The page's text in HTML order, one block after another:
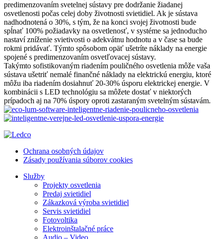
predimenzovaním svetelnej sústavy pre dodržanie žiadanej
osvetlenosti počas celej doby životnosti svietidiel. Ak je sústava
nadhodnotená o 30%, s tým, že na konci svojej životnosti bude
spĺnať 100% požiadavky na osvetlenosť, v systéme sa jednoducho
nastaví zníženie svietivosti o adekvátnu hodnotu a v čase sa bude
rokmi pridávať. Týmto spôsobom opäť ušetríte náklady na energie
spojené s predimenzovaním osvetľovacej sústavy.
Takýmto sofistikovaným riadením pouličného osvetlenia môže vaša
sústava ušetriť nemalé finančné náklady na elektrickú energiu, ktoré
môžu iba riadením dosiahnuť 20-30% úsporu elektrickej energie. V
kombinácii s LED technológiu sa môžete dostať v niektorých
prípadoch aj na 70% úspory oproti zastaraným svetelným sústavám.
Ochrana osobných údajov
Zásady používania súborov cookies
Služby
Projekty osvetlenia
Predaj svietidiel
Zákazková výroba svietidiel
Servis svietidiel
Fotovoltika
Elektroinštalačné práce